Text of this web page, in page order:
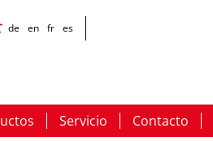
de en fr es
Servicio Contacto